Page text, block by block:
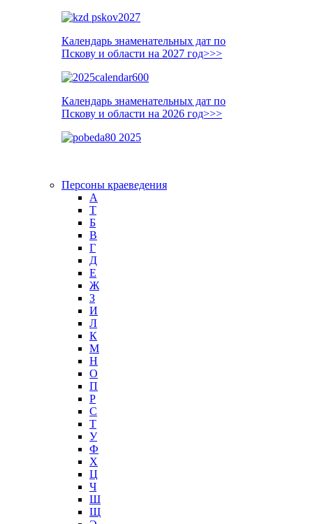
Календарь знаменательных дат по
Пскову и области на 2027 год>>>
Календарь знаменательных дат по
Пскову и области на 2026 год>>>
Персоны краеведения
А
T
Б
В
Г
Д
Е
Ж
З
И
Л
К
М
Н
О
П
Р
С
Т
У
Ф
Х
Ц
Ч
Ш
Щ